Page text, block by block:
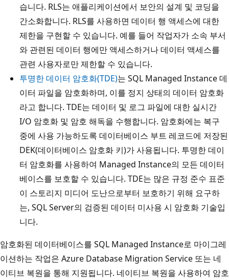
습니다. RLS는 애플리케이션에서 보안의 설계 및 코딩을
간소화합니다. RLS를 사용하면 데이터 행 액세스에 대한
제한을 구현할 수 있습니다. 예를 들어 작업자가 소속 부서
와 관련된 데이터 행에만 액세스하거나 데이터 액세스를
관련 사용자로만 제한할 수 있습니다.
투명한 데이터 암호화(TDE)는 SQL Managed Instance 데
이터 파일을 암호화하며, 이를 정지 상태의 데이터 암호화
라고 합니다. TDE는 데이터 및 로그 파일에 대한 실시간
I/O 암호화 및 암호 해독을 수행합니다. 암호화에는 복구
중에 사용 가능하도록 데이터베이스 부트 레코드에 저장된
DEK(데이터베이스 암호화 키)가 사용됩니다. 투명한 데이
터 암호화를 사용하여 Managed Instance의 모든 데이터
베이스를 보호할 수 있습니다. TDE는 많은 규정 준수 표준
이 스토리지 미디어 도난으로부터 보호하기 위해 요구하
는, SQL Server의 검증된 데이터 미사용 시 암호화 기술입
니다.
암호화된 데이터베이스를 SQL Managed Instance로 마이그레
이션하는 작업은 Azure Database Migration Service 또는 네
이티브 복원을 통해 지원됩니다. 네이티브 복원을 사용하여 암호